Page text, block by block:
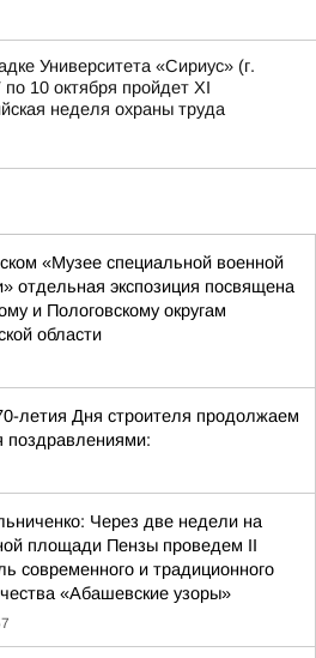
Университета «Сириус» (г.
10 октября пройдет XI
неделя охраны труда
«Музее специальной военной
отдельная экспозиция посвящена
и Пологовскому округам
области
летия Дня строителя продолжаем
поздравлениями:
Через две недели на
площади Пензы проведем II
современного и традиционного
«Абашевские узоры»